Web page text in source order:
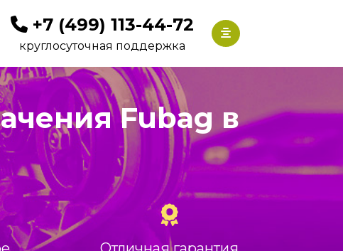
+7 (499) 113-44-72
круглосуточная поддержка
Fubag в